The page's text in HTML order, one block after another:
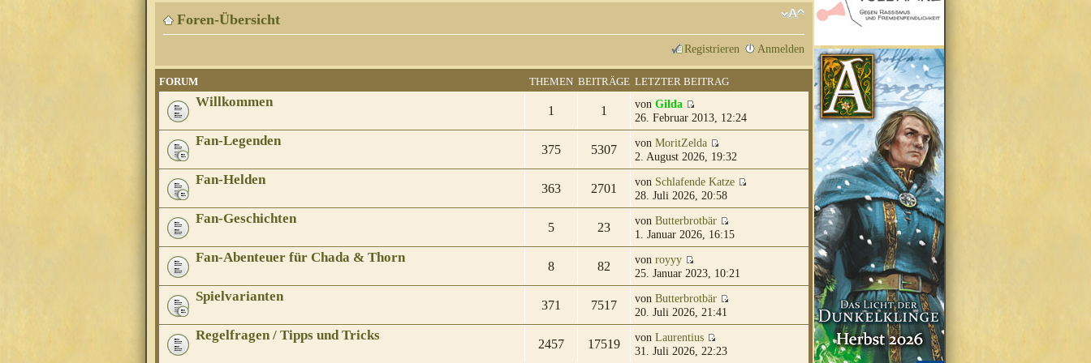
Foren-Übersicht
Registrieren Anmelden
FORUM THEMEN BEITRÄGE LETZTER BEITRAG
Willkommen
1 1 von Gilda
26. Februar 2013, 12:24
Fan-Legenden
375 5307 von MoritZelda
2. August 2026, 19:32
Fan-Helden
363 2701 von Schlafende Katze
28. Juli 2026, 20:58
Fan-Geschichten
5 23 von Butterbrotbär
1. Januar 2026, 16:15
Fan-Abenteuer für Chada & Thorn
8 82 von royyy
25. Januar 2023, 10:21
Spielvarianten
371 7517 von Butterbrotbär
20. Juli 2026, 21:41
Regelfragen / Tipps und Tricks
2457 17519 von Laurentius
31. Juli 2026, 22:23